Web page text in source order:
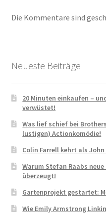
Die Kommentare sind
Neueste Beiträge
20 Minuten einkaufen –
verwüstet!
Was lief schief bei
lustigen) Actionkomödie!
Colin Farrell kehrt als
Warum Stefan Raabs
überzeugt!
Gartenprojekt gestartet:
Wie Emily Armstrong